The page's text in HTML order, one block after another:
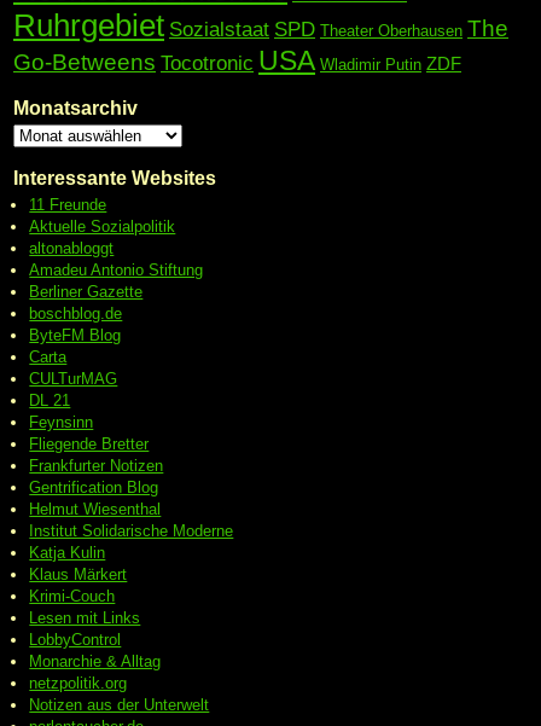
Ruhrgebiet Sozialstaat SPD Theater Oberhausen The
Go-Betweens Tocotronic USA Wladimir Putin ZDF
Monatsarchiv
Interessante Websites
11 Freunde
Aktuelle Sozialpolitik
altonabloggt
Amadeu Antonio Stiftung
Berliner Gazette
boschblog.de
ByteFM Blog
Carta
CULTurMAG
DL 21
Feynsinn
Fliegende Bretter
Frankfurter Notizen
Gentrification Blog
Helmut Wiesenthal
Institut Solidarische Moderne
Katja Kulin
Klaus Märkert
Krimi-Couch
Lesen mit Links
LobbyControl
Monarchie & Alltag
netzpolitik.org
Notizen aus der Unterwelt